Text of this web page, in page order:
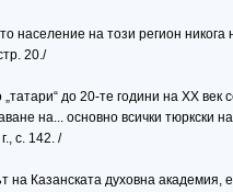
население на този регион
20./
„татари“ до 20-те години на XX
на... основно всички тюркски
с. 142. /
на Казанската духовна